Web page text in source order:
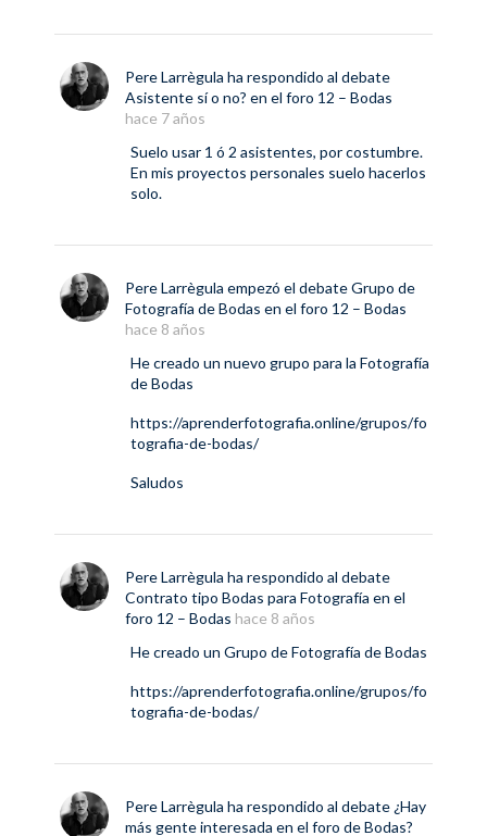
Pere Larrègula ha respondido al debate
Asistente sí o no? en el foro 12 – Bodas
hace 7 años
Suelo usar 1 ó 2 asistentes, por costumbre.
En mis proyectos personales suelo hacerlos
solo.
Pere Larrègula empezó el debateGrupo de
Fotografía de Bodas en el foro 12 – Bodas
hace 8 años
He creado un nuevo grupo para la Fotografía
de Bodas
https://aprenderfotografia.online/grupos/fo
tografia-de-bodas/
Saludos
Pere Larrègula ha respondido al debate
Contrato tipo Bodas para Fotografía en el
foro 12 – Bodas hace 8 años
He creado un Grupo de Fotografía de Bodas
https://aprenderfotografia.online/grupos/fo
tografia-de-bodas/
Pere Larrègula ha respondido al debate¿Hay
más gente interesada en el foro de Bodas?